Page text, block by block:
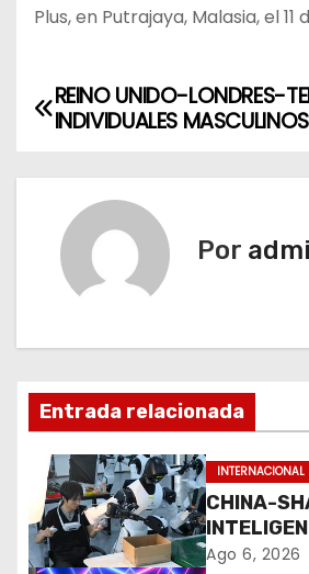
Plus, en Putrajaya, Malasia, el
N
c
i
ó
n
REINO UNIDO-LONDRES-
INDIVIDUALES MASCULINOS
Por
Entrada relacionada
INTERNACIONAL
CHINA-
Ago 6, 2026